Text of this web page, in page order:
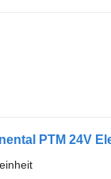
PTM 24V